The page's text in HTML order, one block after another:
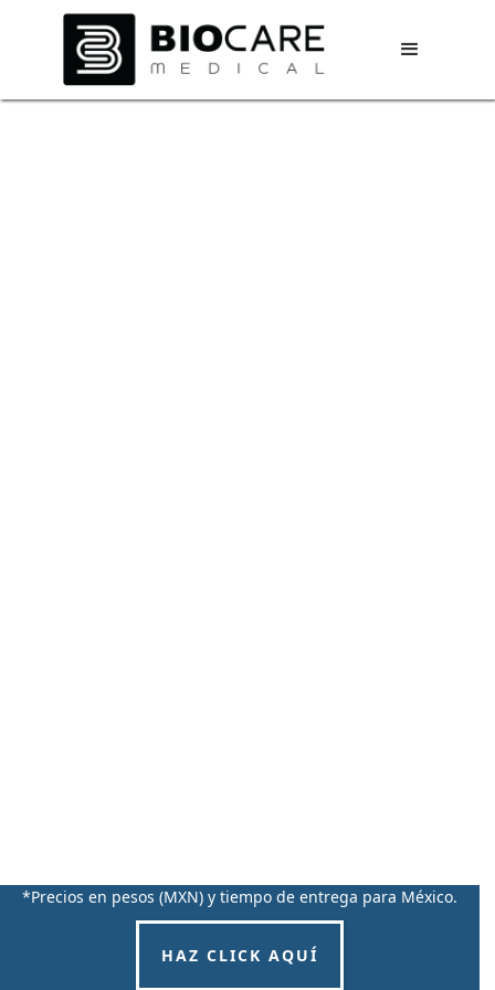
*Precios en pesos (MXN) y tiempo de entrega para México.
HAZ CLICK AQUÍ